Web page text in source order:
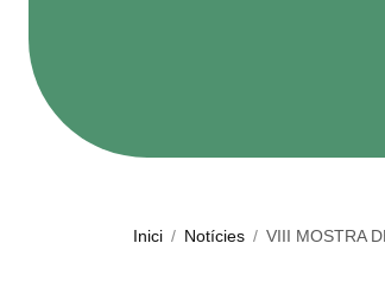
Inici / Notícies / VIII MOSTRA